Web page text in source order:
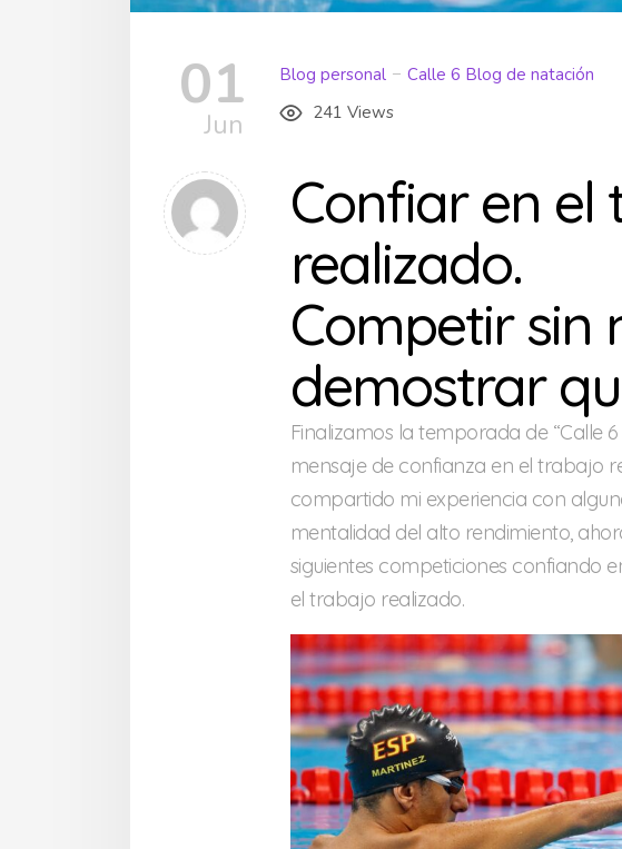
01
Jun
Blog personal
Calle 6 Blog de natación
241 Views
Confiar en el
realizado.
Competir sin
demostrar
Finalizamos la temporada de “Calle
mensaje de confianza en el trabajo
compartido mi experiencia con
mentalidad del alto rendimiento,
siguientes competiciones confiando
el trabajo realizado.